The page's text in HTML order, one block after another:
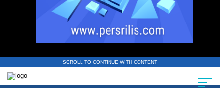
SCROLL TO CONTINUE WITH CONTENT